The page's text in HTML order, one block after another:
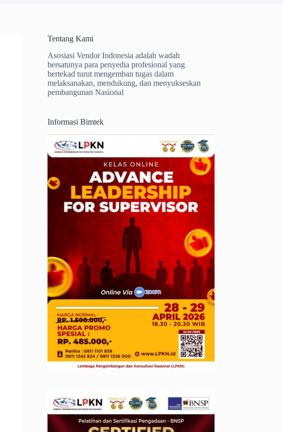
Tentang Kami
Asosiasi Vendor Indonesia adalah wadah
bersatunya para penyedia profesional yang
bertekad turut mengemban tugas dalam
melaksanakan, mendukung, dan menyukseskan
pembangunan Nasional
Informasi Bimtek